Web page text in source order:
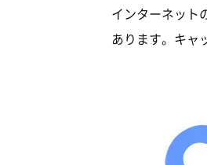
インターネット
あります。キャ